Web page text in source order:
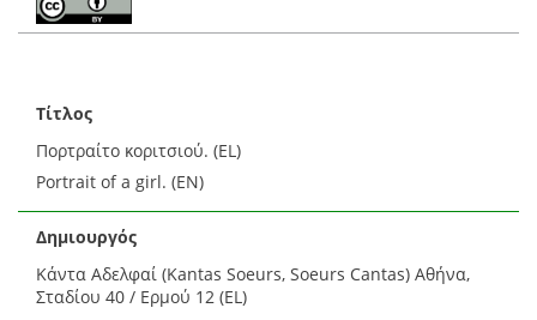
Τίτλος
Πορτραίτο κοριτσιού. (EL)
Portrait of a girl. (EN)
Δημιουργός
Κάντα Αδελφαί (Kantas Soeurs, Soeurs Cantas) Αθήνα,
Σταδίου 40 / Ερμού 12 (EL)